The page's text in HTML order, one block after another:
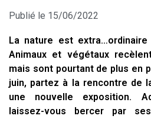
Publié le 15/06/2022
La nature est
Animaux et végétaux
mais sont pourtant de plus en
juin, partez à la rencontre de
une nouvelle exposition.
laissez-vous bercer par